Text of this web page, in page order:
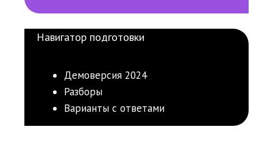
Навигатор подготовки
Демоверсия 2024
Разборы
Варианты с ответами